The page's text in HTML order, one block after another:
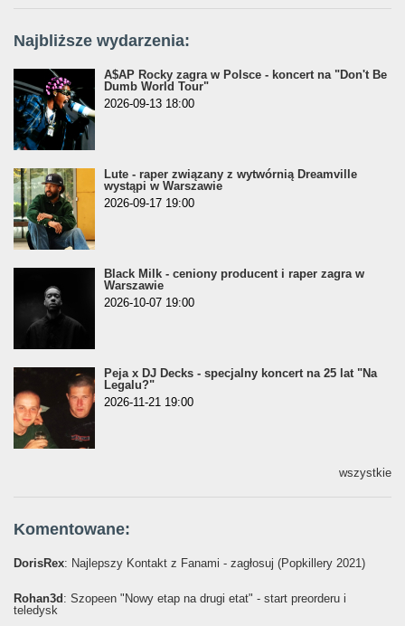
Najbliższe wydarzenia:
A$AP Rocky zagra w Polsce - koncert na "Don't Be
Dumb World Tour"
2026-09-13 18:00
Lute - raper związany z wytwórnią Dreamville
wystąpi w Warszawie
2026-09-17 19:00
Black Milk - ceniony producent i raper zagra w
Warszawie
2026-10-07 19:00
Peja x DJ Decks - specjalny koncert na 25 lat "Na
Legalu?"
2026-11-21 19:00
wszystkie
Komentowane:
DorisRex: Najlepszy Kontakt z Fanami - zagłosuj (Popkillery 2021)
Rohan3d : Szopeen "Nowy etap na drugi etat" - start preorderu i
teledysk